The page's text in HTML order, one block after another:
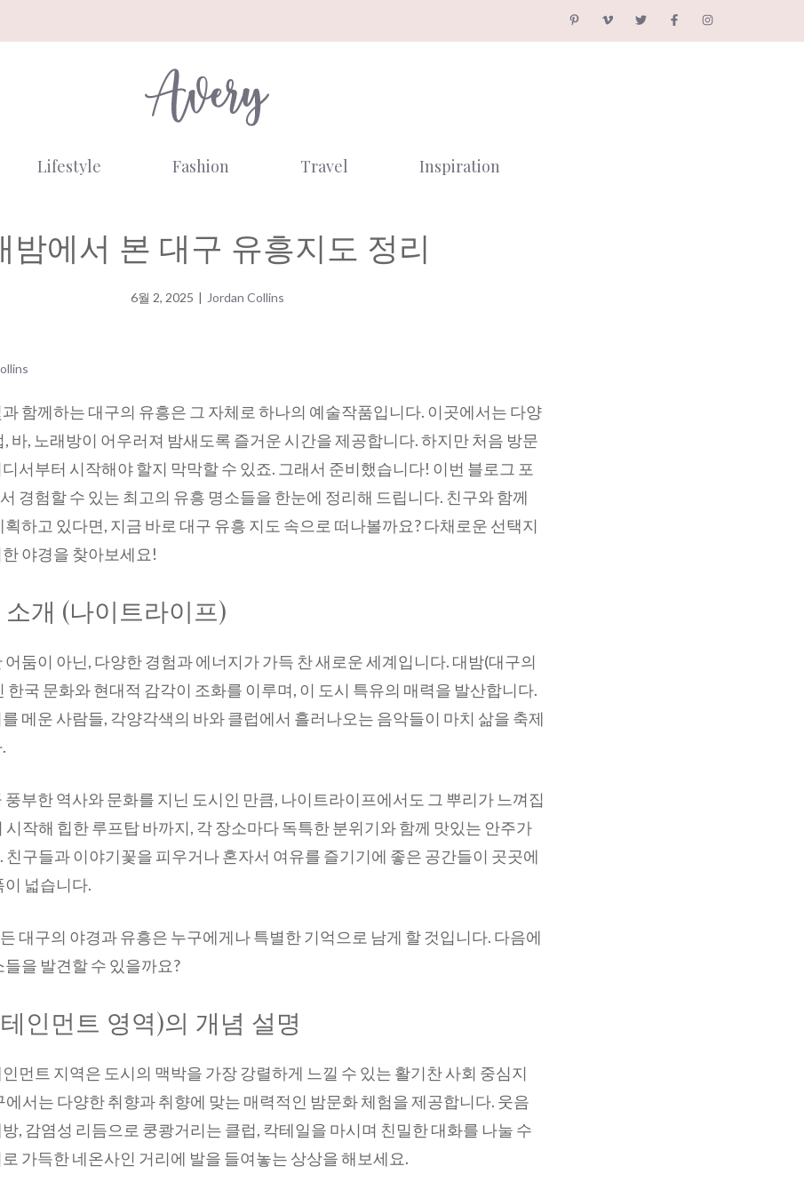
Lifestyle Fashion Travel Inspiration
밤에서 본 대구 유흥지도 정리
6월 2, 2025 | Jordan Collins
함께하는 대구의 유흥은 그 자체로 하나의 예술작품입니다. 이곳에서는 다양
바, 노래방이 어우러져 밤새도록 즐거운 시간을 제공합니다. 하지만 처음 방문
서부터 시작해야 할지 막막할 수 있죠. 그래서 준비했습니다! 이번 블로그 포
경험할 수 있는 최고의 유흥 명소들을 한눈에 정리해 드립니다. 친구와 함께
하고 있다면, 지금 바로 대구 유흥 지도 속으로 떠나볼까요? 다채로운 선택지
야경을 찾아보세요!
개 (나이트라이프)
둠이 아닌, 다양한 경험과 에너지가 가득 찬 새로운 세계입니다. 대밤(대구의
한국 문화와 현대적 감각이 조화를 이루며, 이 도시 특유의 매력을 발산합니다.
메운 사람들, 각양각색의 바와 클럽에서 흘러나오는 음악들이 마치 삶을 축제
풍부한 역사와 문화를 지닌 도시인 만큼, 나이트라이프에서도 그 뿌리가 느껴집
시작해 힙한 루프탑 바까지, 각 장소마다 독특한 분위기와 함께 맛있는 안주가
친구들과 이야기꽃을 피우거나 혼자서 여유를 즐기기에 좋은 공간들이 곳곳에
이 넓습니다.
대구의 야경과 유흥은 누구에게나 특별한 기억으로 남게 할 것입니다. 다음에
을 발견할 수 있을까요?
인먼트 영역)의 개념 설명
먼트 지역은 도시의 맥박을 가장 강렬하게 느낄 수 있는 활기찬 사회 중심지
에서는 다양한 취향과 취향에 맞는 매력적인 밤문화 체험을 제공합니다. 웃음
, 감염성 리듬으로 쿵쾅거리는 클럽, 칵테일을 마시며 친밀한 대화를 나눌 수
가득한 네온사인 거리에 발을 들여놓는 상상을 해보세요.